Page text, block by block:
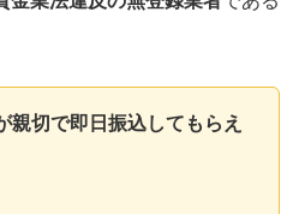
親切で即日振込してもらえ